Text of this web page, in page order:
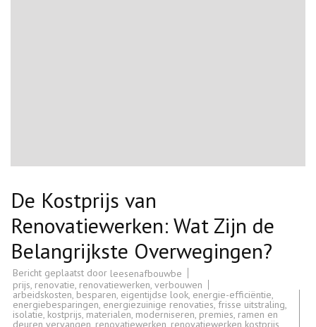
De Kostprijs van
Renovatiewerken: Wat Zijn de
Belangrijkste Overwegingen?
Bericht geplaatst door leesenafbouwbe
prijs, renovatie, renovatiewerken, verbouwen
arbeidskosten, besparen, eigentijdse look, energie-efficiëntie,
energiebesparingen, energiezuinige renovaties,frisse uitstraling,
isolatie, kostprijs,materialen, moderniseren, premies, ramen en
deuren vervangen renovatiewerken renovatiewerken kostprijs